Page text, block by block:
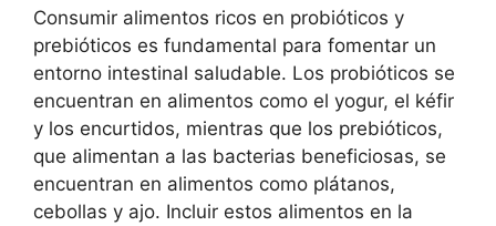
Consumir alimentos ricos en probióticos y
prebióticos es fundamental para fomentar un
entorno intestinal saludable. Los probióticos se
encuentran en alimentos como el yogur, el kéfir
y los encurtidos, mientras que los prebióticos,
que alimentan a las bacterias beneficiosas, se
encuentran en alimentos como plátanos,
cebollas y ajo. Incluir estos alimentos en la